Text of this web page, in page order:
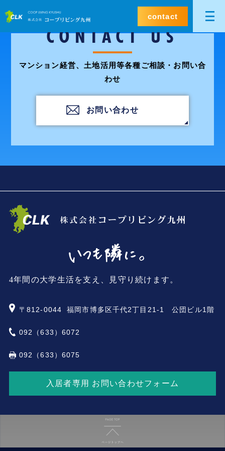
contact
CONTACT US
マンション経営、土地活用等各種ご相談・お問い合
わせ
お問い合わせ
4年間の大学生活を支え、見守り続けます。
〒812-0044 福岡市博多区千代2丁目21-1 公団ビル1階
092（633）6072
092（633）6075
入居者専用 お問い合わせフォーム